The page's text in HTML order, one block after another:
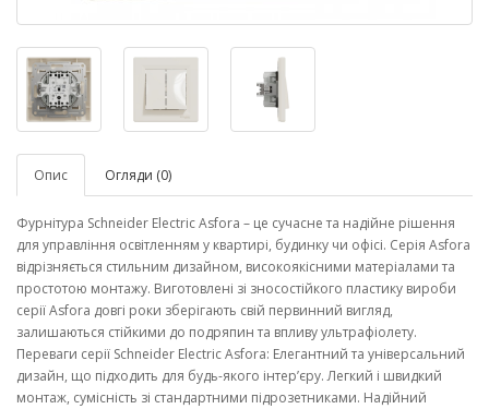
Опис Огляди (0)
Фурнітура Schneider Electric Asfora – це сучасне та надійне рішення
для управління освітленням у квартирі, будинку чи офісі. Серія Asfora
відрізняється стильним дизайном, високоякісними матеріалами та
простотою монтажу. Виготовлені зі зносостійкого пластику вироби
серії Asfora довгі роки зберігають свій первинний вигляд,
залишаються стійкими до подряпин та впливу ультрафіолету.
Переваги серії Schneider Electric Asfora: Елегантний та універсальний
дизайн, що підходить для будь-якого інтер’єру. Легкий і швидкий
монтаж, сумісність зі стандартними підрозетниками. Надійний